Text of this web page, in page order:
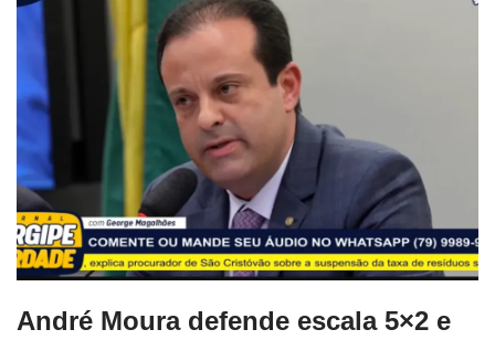
André Moura defende escala 5×2 e